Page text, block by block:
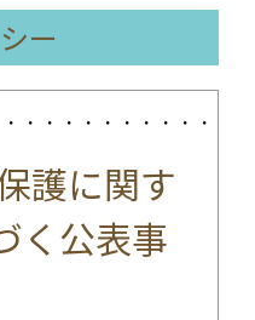
ー
・・・・・・・・・・・
護に関す
く公表事